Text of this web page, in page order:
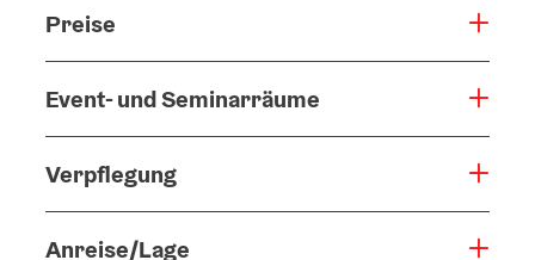
Preise
Event- und Seminarräume
Verpflegung
Anreise/Lage